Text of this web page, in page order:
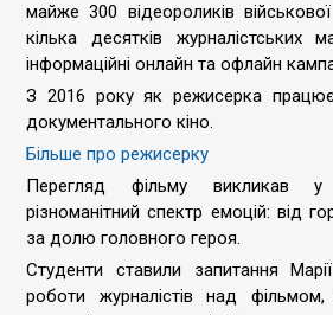
майже 300 відеороликів
кілька десятків журналістських
інформаційні онлайн та офлайн
З 2016 року як режисерка
документального кіно.
Більше про режисерку
Перегляд фільму викликав у
різноманітний спектр емоцій: від
за долю головного героя.
Студенти ставили запитання
роботи журналістів над